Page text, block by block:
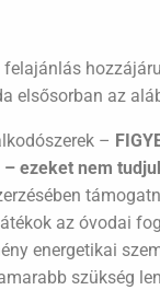
elsősorban az
–
– ezeket nem
az óvodai
energetikai
szükség